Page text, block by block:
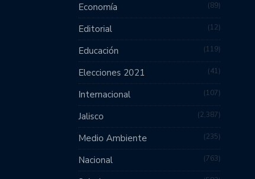
Economía 89
Editorial 12
Educación 119
Elecciones 2021 41
Internacional 107
Jalisco 2,387
Medio Ambiente 235
Nacional 763